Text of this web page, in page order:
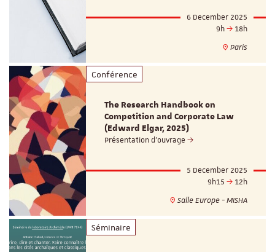
6 December 2025
9h
18h
Paris
Conférence
The Research Handbook on
Competition and Corporate Law
(Edward Elgar, 2025)
Présentation d’ouvrage
5 December 2025
9h15
12h
Salle Europe - MISHA
Séminaire